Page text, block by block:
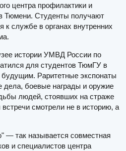
центра профилактики и
Тюмени. Студенты получают
к службе в органах внутренних
истории УМВД России по
для студентов ТюмГУ в
Раритетные экспонаты
боевые награды и оружие
людей, стоявших на страже
смотрели не в историю, а
— так называется совместная
и специалистов центра